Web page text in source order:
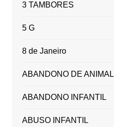
3 TAMBORES
5 G
8 de Janeiro
ABANDONO DE ANIMAL
ABANDONO INFANTIL
ABUSO INFANTIL